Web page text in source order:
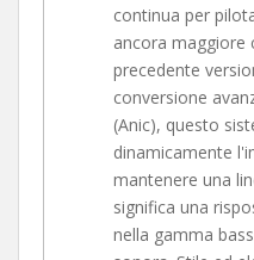
continua per
ancora maggiore
precedente
conversione
(Anic), questo
dinamicamente
mantenere una
significa una
nella gamma